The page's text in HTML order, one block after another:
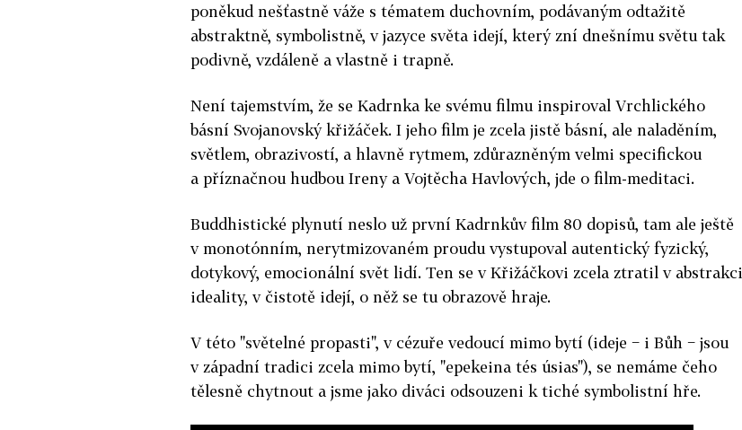
poněkud nešťastně váže s tématem duchovním, podávaným odtažitě
abstraktně, symbolistně, v jazyce světa idejí, který zní dnešnímu světu tak
podivně, vzdáleně a vlastně i trapně.
Není tajemstvím, že se Kadrnka ke svému filmu inspiroval Vrchlického
básní Svojanovský křižáček. I jeho film je zcela jistě básní, ale naladěním,
světlem, obrazivostí, a hlavně rytmem, zdůrazněným velmi specifickou
a příznačnou hudbou Ireny a Vojtěcha Havlových, jde o film-meditaci.
Buddhistické plynutí neslo už první Kadrnkův film 80 dopisů, tam ale ještě
v monotónním, nerytmizovaném proudu vystupoval autentický fyzický,
dotykový, emocionální svět lidí. Ten se v Křižáčkovi zcela ztratil v abstrakci
ideality, v čistotě idejí, o něž se tu obrazově hraje.
V této "světelné propasti", v cézuře vedoucí mimo bytí (ideje − i Bůh − jsou
v západní tradici zcela mimo bytí, "epekeina tés úsias"), se nemáme čeho
tělesně chytnout a jsme jako diváci odsouzeni k tiché symbolistní hře.